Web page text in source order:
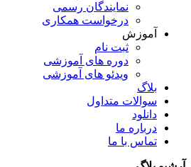
نمایندگان رسمی
درخواست همکاری
آموزش
ثبت نام
دوره های آموزشی
ویدئو های آموزشی
بلاگ
سوالات متداول
دانلود
درباره ما
تماس با ما